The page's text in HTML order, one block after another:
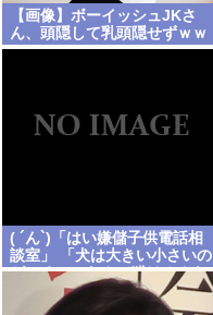
【画像】ボーイッシュJKさ
ん、頭隠して乳頭隠せずｗｗ
ｗ
( ´ん`)「はい嫌儲子供電話相
談室」 「犬は大きい小さいの
がいるのになんで猫はみんな
同じ大きさなの？」